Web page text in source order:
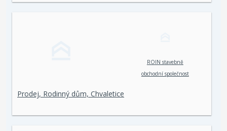
ROIN stavebně
obchodní společnost
Prodej, Rodinný dům, Chvaletice